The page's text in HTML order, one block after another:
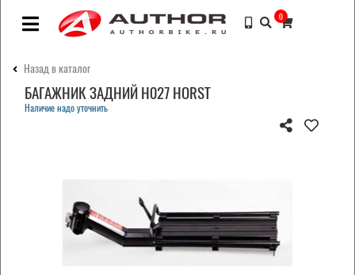
0
Назад в каталог
БАГАЖНИК ЗАДНИЙ H027 HORST
Наличие надо уточнить